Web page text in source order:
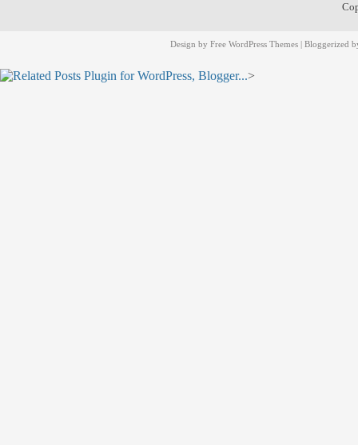
Design by Free WordPress Themes | Bloggerized
>